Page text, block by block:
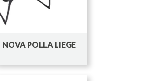
NOVA POLLA LIEGE